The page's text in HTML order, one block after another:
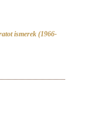
ismerek (1966-